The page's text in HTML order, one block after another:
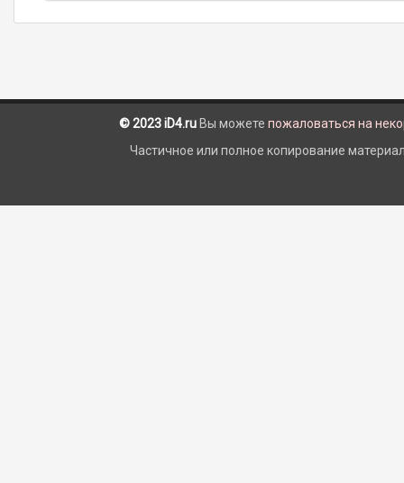
© 2023 iD4.ruВы можете пожаловаться на
Частичное или полное копирование